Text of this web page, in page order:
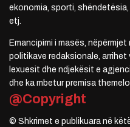
ekonomia, sporti,
etj.
Emancipimi i masës,
politikave redaksionale,
lexuesit dhe ndjekësit e
dhe ka mbetur premisa
@Copyright
© Shkrimet e publikuara në